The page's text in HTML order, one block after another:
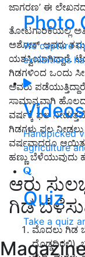
Photo
We capture
exhibitions
Videos
Handpicked
agriculture
Quiz
Take a quiz
ಜಾಗರಣ’ ಈ
ತೋಟಗಾರಿಕೆಯಲ್ಲಿ
ಅಶೋಕ್ ಅವರು ತಮ್ಮ
ಯಶಸ್ವಿಯಾಗಿದ್ದಾರೆ.
ಗಿಡಗಳಿಂದ ಒಂದು
ಅವರು
ಸಾಮಾನ್ಯವಾಗಿ
ವರ್ಷಕ್ಕೆ ಫಲ
ಗಿಡಗಳು ಫಲ ನೀಡಲು
ವರ್ಷವಾದರೂ
ಹಣ್ಣು ಬೆಳೆಯುವುದು
ಆರು
ಗಿಡ
ಮೊದಲು ಗಿಡ
ದೊಡ್ಡದಿರಲಿ),